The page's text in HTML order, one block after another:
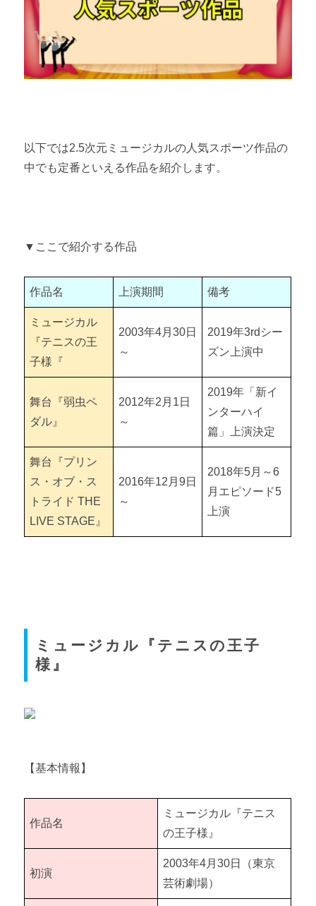
以下では2.5次元ミュージカルの人気スポーツ作品の
中でも定番といえる作品を紹介します。
▼ここで紹介する作品
作品名 上演期間 備考
ミュージカル
『テニスの王
子様『
2003年4月30日
～
2019年3rdシー
ズン上演中
舞台『弱虫ペ
ダル』
2012年2月1日
～
2019年「新イ
ンターハイ
篇」上演決定
舞台『プリン
ス・オブ・ス
トライド THE
LIVE STAGE』
2016年12月9日
～
2018年5月～6
月エピソード5
上演
ミュージカル『テニスの王子
様』
【基本情報】
作品名
ミュージカル『テニス
の王子様』
初演
2003年4月30日（東京
芸術劇場）